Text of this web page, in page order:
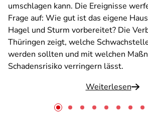
umschlagen kann. Die Ereignisse
Frage auf: Wie gut ist das eigene
Hagel und Sturm vorbereitet? Die
Thüringen zeigt, welche
werden sollten und mit welchen
Schadensrisiko verringern lässt.
Weiterlesen